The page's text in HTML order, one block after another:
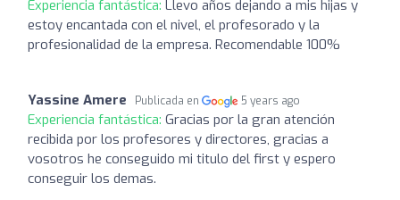
Experiencia fantástica: Llevo años dejando a mis hijas y
estoy encantada con el nivel, el profesorado y la
profesionalidad de la empresa. Recomendable 100%
Yassine Amere Publicada en 5 years ago
Experiencia fantástica: Gracias por la gran atención
recibida por los profesores y directores, gracias a
vosotros he conseguido mi titulo del first y espero
conseguir los demas.